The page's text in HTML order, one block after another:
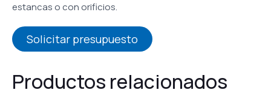
estancas o con orificios.
Solicitar presupuesto
Productos relacionados